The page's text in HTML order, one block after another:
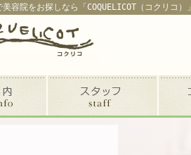
容院をお探しなら「COQUELICOT（コクリコ）」